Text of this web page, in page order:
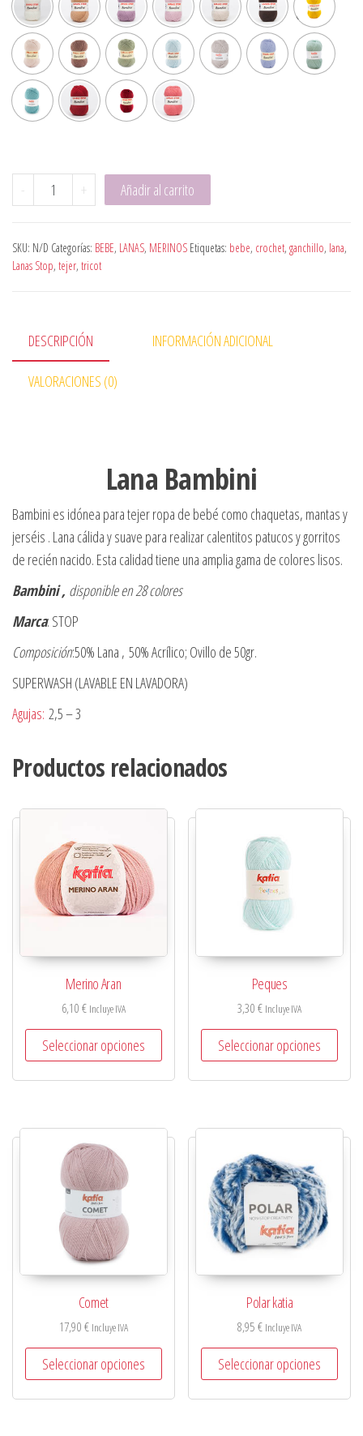
- Bambini cantidad
+ Añadir al carrito
SKU: N/D Categorías: BEBE, LANAS, MERINOS Etiquetas: bebe, crochet, ganchillo, lana,
Lanas Stop, tejer, tricot
DESCRIPCIÓN INFORMACIÓN ADICIONAL
VALORACIONES (0)
Lana Bambini
Bambini es idónea para tejer ropa de bebé como chaquetas, mantas y
jerséis . Lana cálida y suave para realizar calentitos patucos y gorritos
de recién nacido. Esta calidad tiene una amplia gama de colores lisos.
Bambini , disponible en 28 colores
Marca: STOP
Composición:50% Lana , 50% Acrílico; Ovillo de 50gr.
SUPERWASH (LAVABLE EN LAVADORA)
Agujas: 2,5 – 3
Productos relacionados
Merino Aran
6,10€ Incluye IVA
Seleccionar opciones
Peques
3,30€ Incluye IVA
Seleccionar opciones
Comet
17,90€ Incluye IVA
Seleccionar opciones
Polar katia
8,95€ Incluye IVA
Seleccionar opciones